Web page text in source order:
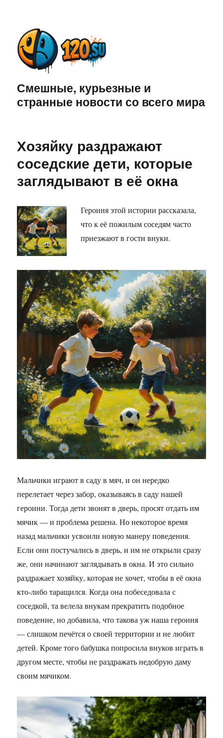
Смешные, курьезные и
странные новости со всего мира
Хозяйку раздражают
соседские дети, которые
заглядывают в её окна
Героиня этой истории рассказала,
что к её пожилым соседям часто
приезжают в гости внуки.
Мальчики играют в саду в мяч, и он нередко
перелетает через забор, оказываясь в саду нашей
героини. Тогда дети звонят в дверь, просят отдать им
мячик — и проблема решена. Но некоторое время
назад мальчики усвоили новую манеру поведения.
Если они постучались в дверь, и им не открыли сразу
же, они начинают заглядывать в окна. И это сильно
раздражает хозяйку, которая не хочет, чтобы в её окна
кто-либо таращился. Когда она побеседовала с
соседкой, та велела внукам прекратить подобное
поведение, но добавила, что такова уж наша героиня
— слишком печётся о своей территории и не любит
детей. Кроме того бабушка попросила внуков играть в
другом месте, чтобы не раздражать недобрую даму
своим мячиком.